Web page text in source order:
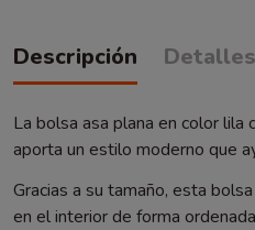
Descripción
La bolsa asa plana en color lila
aporta un estilo moderno que
Gracias a su tamaño, esta
en el interior de forma